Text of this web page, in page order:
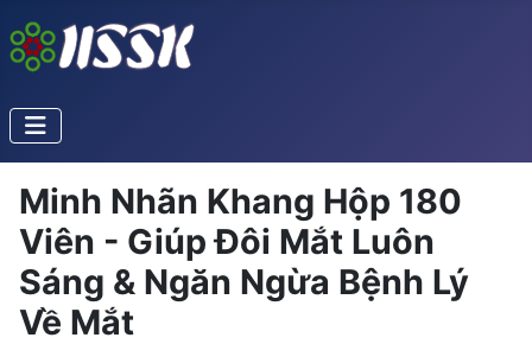
Minh Nhãn Khang Hộp 180
Viên - Giúp Đôi Mắt Luôn
Sáng & Ngăn Ngừa Bệnh Lý
Về Mắt